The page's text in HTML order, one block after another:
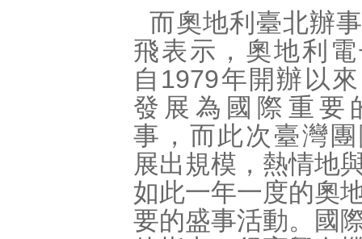
而奧地利臺北辦
飛表示，奧地利
自1979年開辦以
發展為國際重要
事，而此次臺灣
展出規模，熱情地
如此一年一度的奧
要的盛事活動。國